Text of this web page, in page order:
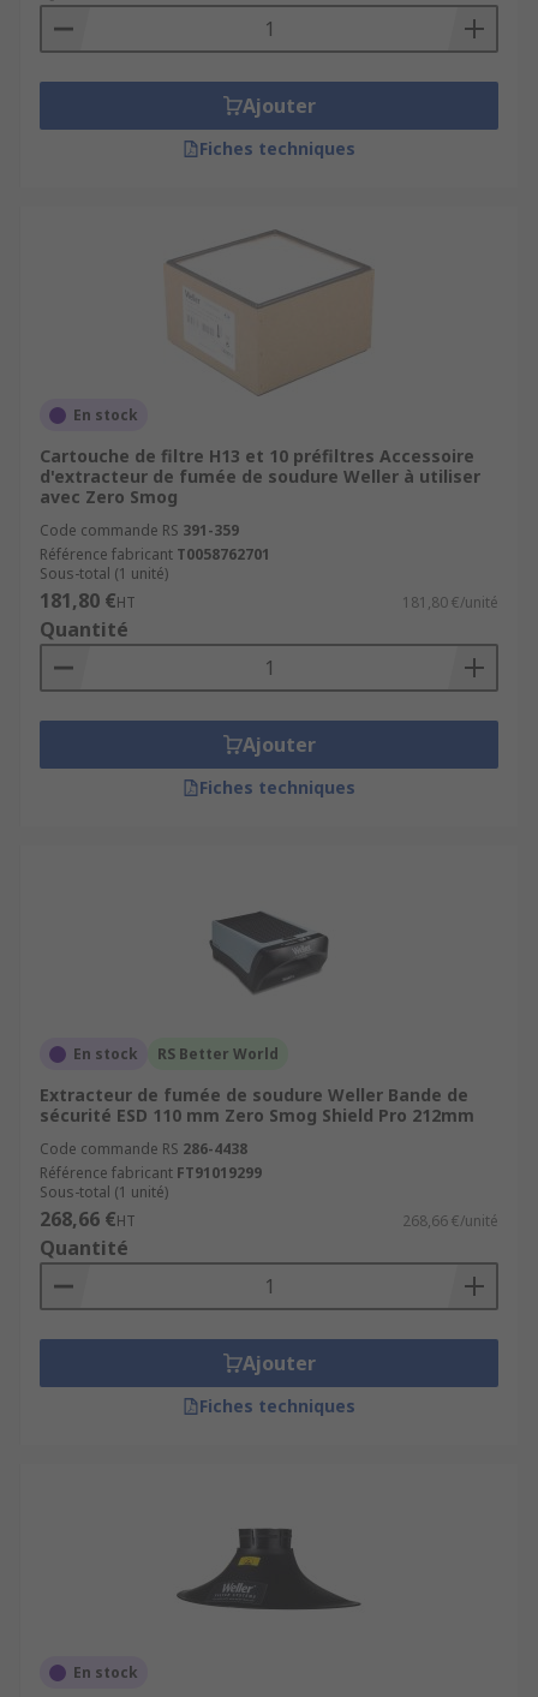
Ajouter
Fiches techniques
En stock
Cartouche de filtre H13 et 10 préfiltres Accessoire
d'extracteur de fumée de soudure Weller à utiliser
avec Zero Smog
Code commande RS 391-359
Référence fabricant T0058762701
Sous-total (1 unité)
181,80 €HT 181,80 €/unité
Quantité
Ajouter
Fiches techniques
En stock RS Better World
Extracteur de fumée de soudure Weller Bande de
sécurité ESD 110 mm Zero Smog Shield Pro 212mm
Code commande RS 286-4438
Référence fabricant FT91019299
Sous-total (1 unité)
268,66 €HT 268,66 €/unité
Quantité
Ajouter
Fiches techniques
En stock